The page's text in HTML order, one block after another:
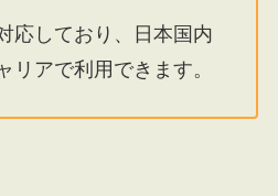
応しており、日本国内
リアで利用できます。